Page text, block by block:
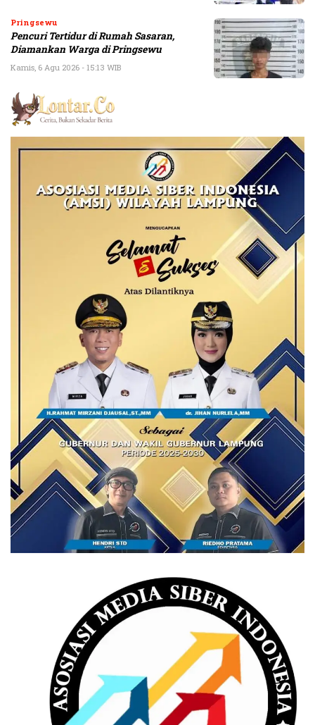
Pringsewu
Pencuri Tertidur di Rumah Sasaran,
Diamankan Warga di Pringsewu
Kamis, 6 Agu 2026 - 15:13 WIB